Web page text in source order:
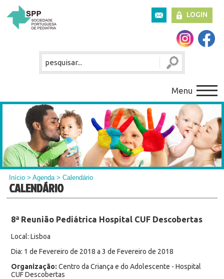
LOGIN
Menu
Início >Agenda> Calendário
CALENDÁRIO
8ª Reunião Pediátrica Hospital CUF Descobertas
Local: Lisboa
Dia: 1 de Fevereiro de 2018 a 3 de Fevereiro de 2018
Organização: Centro da Criança e do Adolescente - Hospital
CUF Descobertas